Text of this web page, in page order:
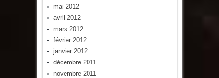
mai 2012
avril 2012
mars 2012
février 2012
janvier 2012
décembre 2011
novembre 2011